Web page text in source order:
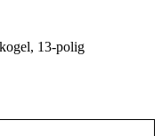
13-polig